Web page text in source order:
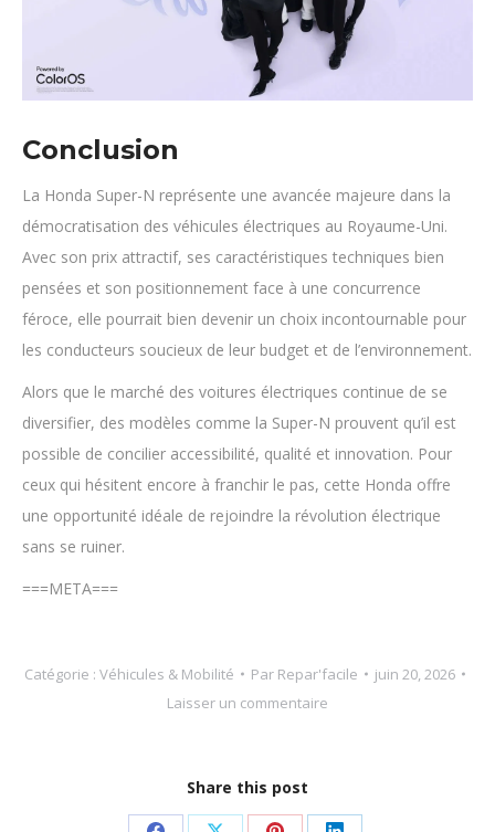
Conclusion
La Honda Super-N représente une avancée majeure dans la
démocratisation des véhicules électriques au Royaume-Uni.
Avec son prix attractif, ses caractéristiques techniques bien
pensées et son positionnement face à une concurrence
féroce, elle pourrait bien devenir un choix incontournable pour
les conducteurs soucieux de leur budget et de l’environnement.
Alors que le marché des voitures électriques continue de se
diversifier, des modèles comme la Super-N prouvent qu’il est
possible de concilier accessibilité, qualité et innovation. Pour
ceux qui hésitent encore à franchir le pas, cette Honda offre
une opportunité idéale de rejoindre la révolution électrique
sans se ruiner.
===META===
Catégorie : Véhicules & Mobilité Par Repar'facile
juin 20, 2026
Laisser un commentaire
Share this post